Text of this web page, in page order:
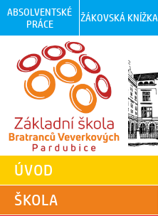
ABSOLVENTSKÉ
PRÁCE
ŽÁKOVSKÁ KNÍŽKA
ÚVOD
ŠKOLA